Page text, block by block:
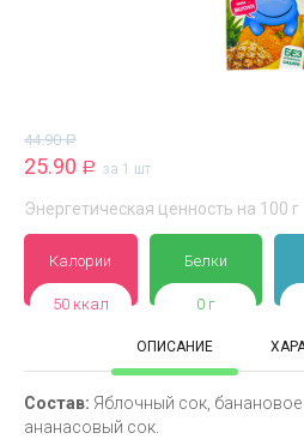
44.90 Р
25.90 Р за 1 шт
Энергетическая ценность на 100 г
Калории
50 ккал
Белки
0 г
ОПИСАНИЕ
Состав: Яблочный сок,
ананасовый сок.